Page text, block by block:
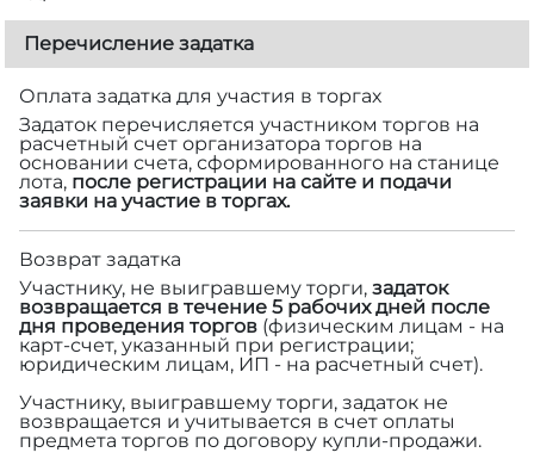
Перечисление задатка
Оплата задатка для участия в торгах
Задаток перечисляется участником торгов на
расчетный счет организатора торгов на
основании счета, сформированного на станице
лота, после регистрации на сайте и подачи
заявки на участие в торгах.
Возврат задатка
Участнику, не выигравшему торги, задаток
возвращается в течение 5 рабочих дней после
дня проведения торгов (физическим лицам - на
карт-счет, указанный при регистрации;
юридическим лицам, ИП - на расчетный счет).
Участнику, выигравшему торги, задаток не
возвращается и учитывается в счет оплаты
предмета торгов по договору купли-продажи.